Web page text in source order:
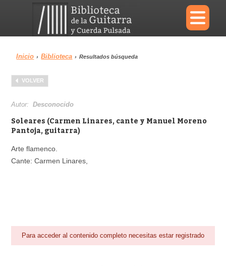
×
Menu
Biblioteca
Inicio › Biblioteca › Resultados búsqueda
VOLVER
Autor:Desconocido
Soleares (Carmen Linares, cante y Manuel Moreno
Pantoja, guitarra)
Arte flamenco.
Cante: Carmen Linares,
Para acceder al contenido completo necesitas estar registrado